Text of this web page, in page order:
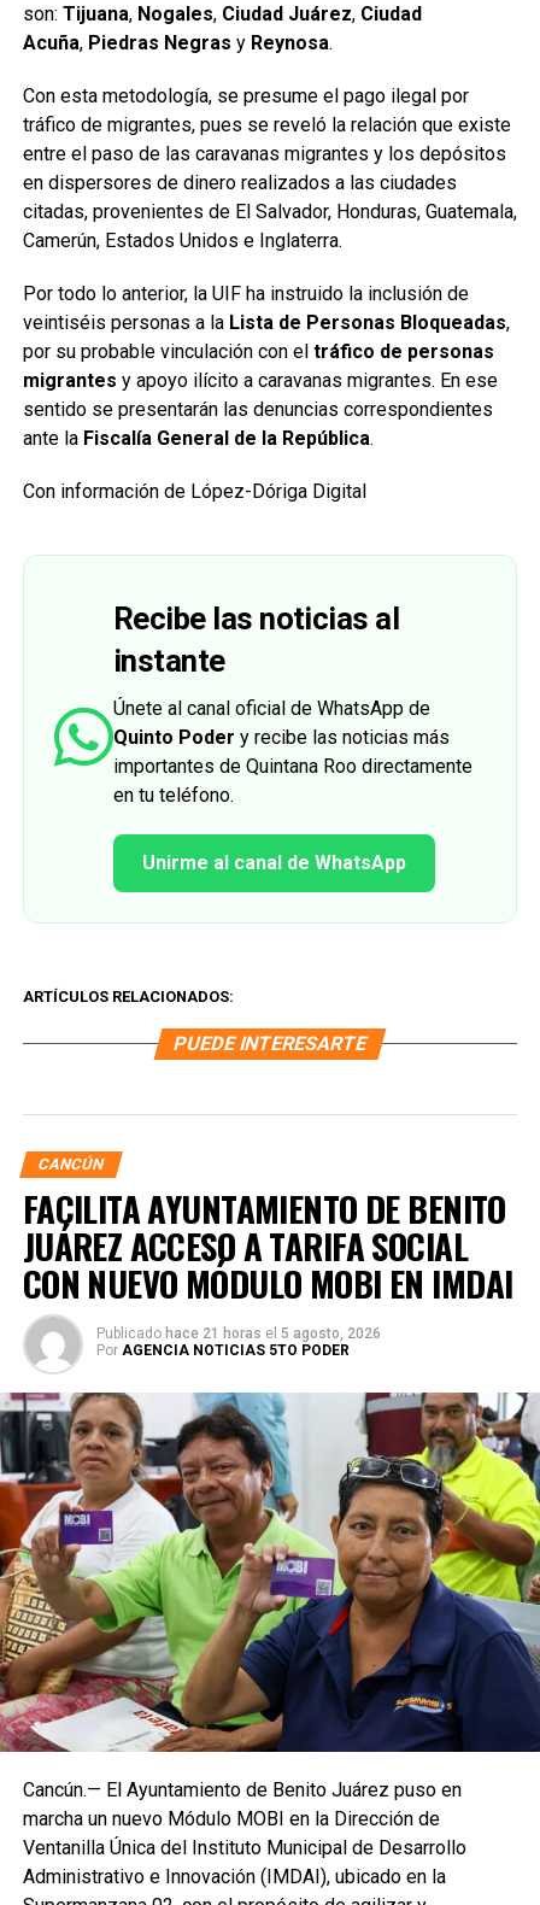
son: Tijuana, Nogales, Ciudad Juárez, Ciudad
Acuña, Piedras Negras y Reynosa.
Con esta metodología, se presume el pago ilegal por
tráfico de migrantes, pues se reveló la relación que existe
entre el paso de las caravanas migrantes y los depósitos
en dispersores de dinero realizados a las ciudades
citadas, provenientes de El Salvador, Honduras, Guatemala,
Camerún, Estados Unidos e Inglaterra.
Por todo lo anterior, la UIF ha instruido la inclusión de
veintiséis personas a la Lista de Personas Bloqueadas,
por su probable vinculación con el tráfico de personas
migrantes y apoyo ilícito a caravanas migrantes. En ese
sentido se presentarán las denuncias correspondientes
ante la Fiscalía General de la República.
Con información de López-Dóriga Digital
Recibe las noticias al
instante
Únete al canal oficial de WhatsApp de
Quinto Poder y recibe las noticias más
importantes de Quintana Roo directamente
en tu teléfono.
Unirme al canal de WhatsApp
ARTÍCULOS RELACIONADOS:
PUEDE INTERESARTE
CANCÚN
FACILITA AYUNTAMIENTO DE BENITO
JUÁREZ ACCESO A TARIFA SOCIAL
CON NUEVO MÓDULO MOBI EN IMDAI
Publicado hace 21 horas el 5 agosto, 2026
Por AGENCIA NOTICIAS 5TO PODER
Cancún.— El Ayuntamiento de Benito Juárez puso en
marcha un nuevo Módulo MOBI en la Dirección de
Ventanilla Única del Instituto Municipal de Desarrollo
Administrativo e Innovación (IMDAI), ubicado en la